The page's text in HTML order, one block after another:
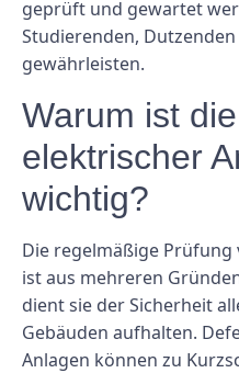
geprüft und gewartet
Studierenden,
gewährleisten.
Warum ist
elektrischer
wichtig?
Die regelmäßige
ist aus mehreren
dient sie der Sicherheit
Gebäuden aufhalten.
Anlagen können zu